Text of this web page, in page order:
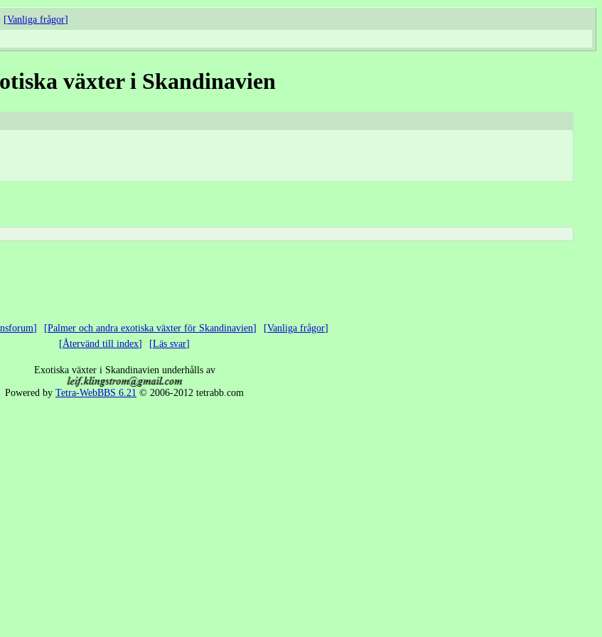
Vanliga frågor
växter i Skandinavien
Palmer och andra exotiska växter för Skandinavien
Vanliga frågor
Återvänd till index
Läs svar
Exotiska växter i Skandinavien underhålls av
Powered by Tetra-WebBBS 6.21 © 2006-2012 tetrabb.com